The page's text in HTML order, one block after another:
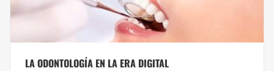
LA ODONTOLOGÍA EN LA ERA DIGITAL